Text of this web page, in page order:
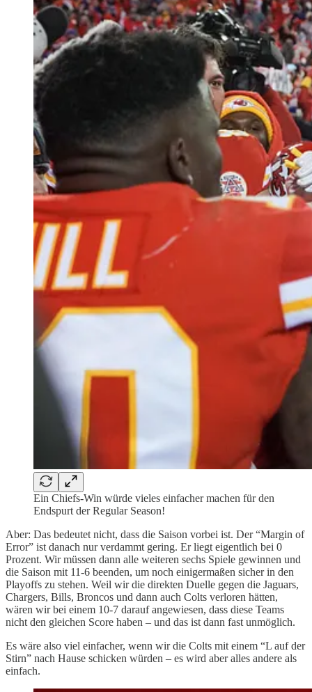
Ein Chiefs-Win würde vieles einfacher machen für den
Endspurt der Regular Season!
Aber: Das bedeutet nicht, dass die Saison vorbei ist. Der “Margin of
Error” ist danach nur verdammt gering. Er liegt eigentlich bei 0
Prozent. Wir müssen dann alle weiteren sechs Spiele gewinnen und
die Saison mit 11-6 beenden, um noch einigermaßen sicher in den
Playoffs zu stehen. Weil wir die direkten Duelle gegen die Jaguars,
Chargers, Bills, Broncos und dann auch Colts verloren hätten,
wären wir bei einem 10-7 darauf angewiesen, dass diese Teams
nicht den gleichen Score haben – und das ist dann fast unmöglich.
Es wäre also viel einfacher, wenn wir die Colts mit einem “L auf der
Stirn” nach Hause schicken würden – es wird aber alles andere als
einfach.